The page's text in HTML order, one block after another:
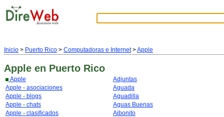
Inicio > Puerto Rico > Computadoras e Internet>Apple
Apple en Puerto Rico
Apple
Apple - asociaciones
Apple - blogs
Apple - chats
Apple - clasificados
Adjuntas
Aguada
Aguadilla
Aguas Buenas
Aibonito